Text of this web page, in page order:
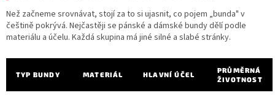
Než začneme srovnávat, stojí za to si ujasnit, co pojem „bunda" v
češtině pokrývá. Nejčastěji se pánské a dámské bundy dělí podle
materiálu a účelu. Každá skupina má jiné silné a slabé stránky.
TYP BUNDY MATERIÁL HLAVNÍ ÚČEL
PRŮMĚRNÁ
ŽIVOTNOST